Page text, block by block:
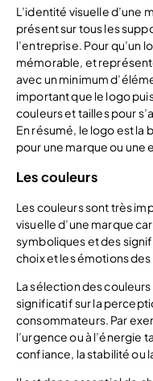
L’identité visuelle d’une
présent sur tous les
l’entreprise. Pour qu’un
mémorable, et
avec un minimum
important que le logo
couleurs et tailles pour
En résumé, le logo est la
pour une marque ou une
Les couleurs
Les couleurs sont très
visuelle d’une marque
symboliques et des
choix et les émotions des
La sélection des
significatif sur la
consommateurs. Par
l’urgence ou à l’énergie
confiance, la stabilité ou